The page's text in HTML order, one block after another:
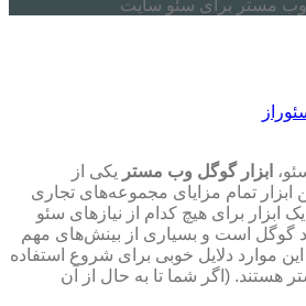
وب مستر برای سئو سایت
ابزار گوگل وب مستر یکی از
ابزار تمام مزایای مجموعه‌های تجاری
ابزار برای هیچ کدام از نیازهای سئو
گوگل است و بسیاری از بینش‌های مهم
موارد دلایل خوبی برای شروع استفاده
هستند. (اگر شما تا به حال از آن